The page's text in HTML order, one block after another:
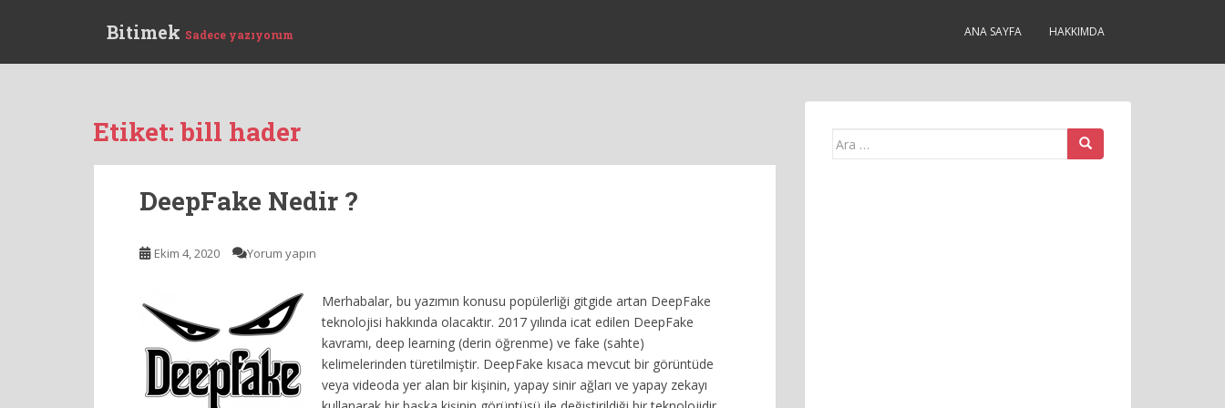
Bitimek Sadece yazıyorum ANA SAYFA HAKKIMDA
Etiket: bill hader
DeepFake Nedir ?
Ekim 4, 2020 Yorum yapın
Merhabalar, bu yazımın konusu popülerliği gitgide artan DeepFake
teknolojisi hakkında olacaktır. 2017 yılında icat edilen DeepFake
kavramı, deep learning (derin öğrenme) ve fake (sahte)
kelimelerinden türetilmiştir. DeepFake kısaca mevcut bir görüntüde
veya videoda yer alan bir kişinin, yapay sinir ağları ve yapay zekayı
Arama